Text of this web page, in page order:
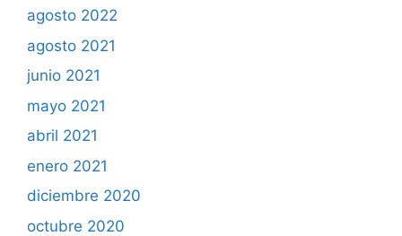
agosto 2022
agosto 2021
junio 2021
mayo 2021
abril 2021
enero 2021
diciembre 2020
octubre 2020